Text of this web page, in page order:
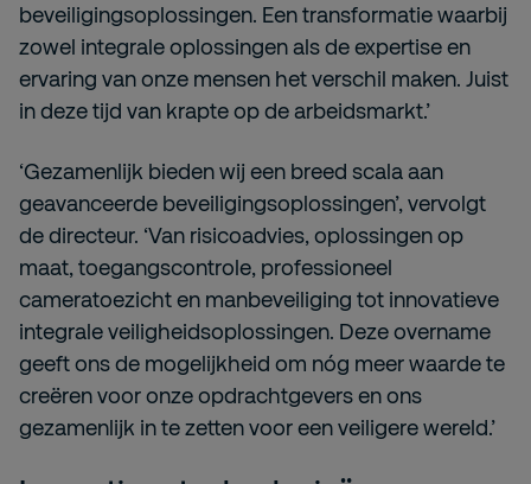
beveiligingsoplossingen. Een transformatie waarbij
zowel integrale oplossingen als de expertise en
ervaring van onze mensen het verschil maken. Juist
in deze tijd van krapte op de arbeidsmarkt.’
‘Gezamenlijk bieden wij een breed scala aan
geavanceerde beveiligingsoplossingen’, vervolgt
de directeur. ‘Van risicoadvies, oplossingen op
maat, toegangscontrole, professioneel
cameratoezicht en manbeveiliging tot innovatieve
integrale veiligheidsoplossingen. Deze overname
geeft ons de mogelijkheid om nóg meer waarde te
creëren voor onze opdrachtgevers en ons
gezamenlijk in te zetten voor een veiligere wereld.’